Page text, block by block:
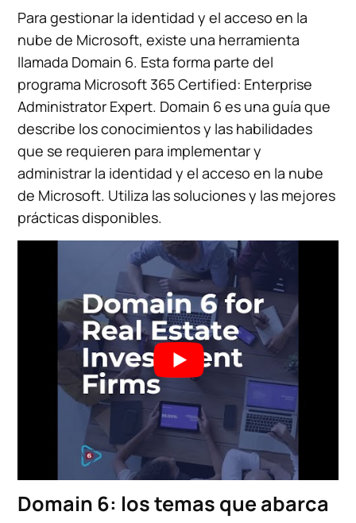
Para gestionar la identidad y el acceso en la
nube de Microsoft, existe una herramienta
llamada Domain 6. Esta forma parte del
programa Microsoft 365 Certified: Enterprise
Administrator Expert. Domain 6 es una guía que
describe los conocimientos y las habilidades
que se requieren para implementar y
administrar la identidad y el acceso en la nube
de Microsoft. Utiliza las soluciones y las mejores
prácticas disponibles.
Domain 6: los temas que abarca